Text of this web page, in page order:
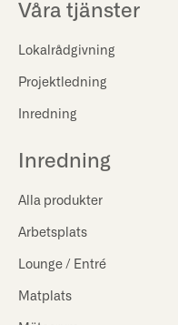
Våra tjänster
Lokalrådgivning
Projektledning
Inredning
Inredning
Alla produkter
Arbetsplats
Lounge / Entré
Matplats